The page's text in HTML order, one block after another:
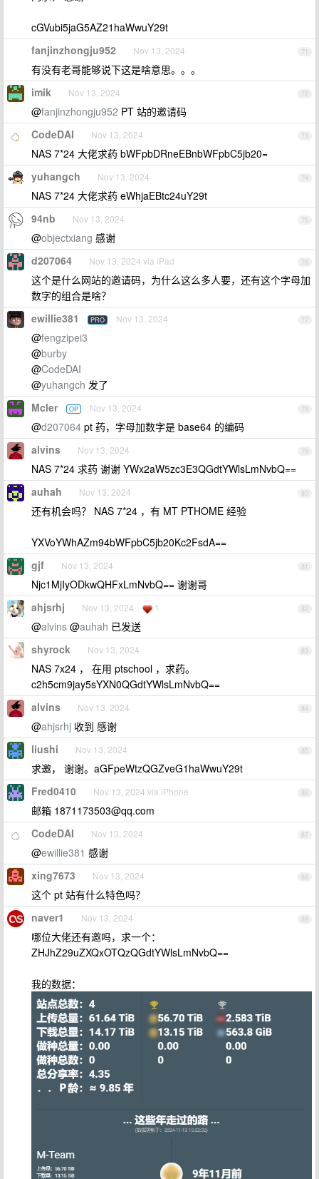
cGVubi5jaG5AZ21haWwuY29t
71
fanjinzhongju952 Nov 13, 2024
有没有老哥能够说下这是啥意思。。。
72
imik Nov 13, 2024
@fanjinzhongju952 PT 站的邀请码
73
CodeDAI Nov 13, 2024
NAS 7*24 大佬求药 bWFpbDRneEBnbWFpbC5jb20=
74
yuhangch Nov 13, 2024
NAS 7*24 大佬求药 eWhjaEBtc24uY29t
75
94nb Nov 13, 2024
@objectxiang 感谢
76
d207064 Nov 13, 2024 via iPad
这个是什么网站的邀请码，为什么这么多人要，还有这个字母加
数字的组合是啥？
77
ewillie381 PRO Nov 13, 2024
@fengzipei3
@burby
@CodeDAI
@yuhangch 发了
78
Mcler OP Nov 13, 2024
@d207064 pt 药，字母加数字是 base64 的编码
79
alvins Nov 13, 2024
NAS 7*24 求药 谢谢 YWx2aW5zc3E3QGdtYWlsLmNvbQ==
80
auhah Nov 13, 2024
还有机会吗？ NAS 7*24 ，有 MT PTHOME 经验
YXVoYWhAZm94bWFpbC5jb20Kc2FsdA==
81
gjf Nov 13, 2024
Njc1MjIyODkwQHFxLmNvbQ== 谢谢哥
82
ahjsrhj Nov 13, 2024 1
@alvins @auhah 已发送
83
shyrock Nov 13, 2024
NAS 7x24 ， 在用 ptschool ，求药。
c2h5cm9jay5sYXN0QGdtYWlsLmNvbQ==
84
alvins Nov 13, 2024
@ahjsrhj 收到 感谢
85
liushi Nov 13, 2024
求邀， 谢谢。aGFpeWtzQGZveG1haWwuY29t
86
Fred0410 Nov 13, 2024 via iPhone
邮箱 1871173503@qq.com
87
CodeDAI Nov 13, 2024
@ewillie381 感谢
88
xing7673 Nov 13, 2024
这个 pt 站有什么特色吗？
89
naver1 Nov 13, 2024
哪位大佬还有邀吗，求一个：
ZHJhZ29uZXQxOTQzQGdtYWlsLmNvbQ==
我的数据：